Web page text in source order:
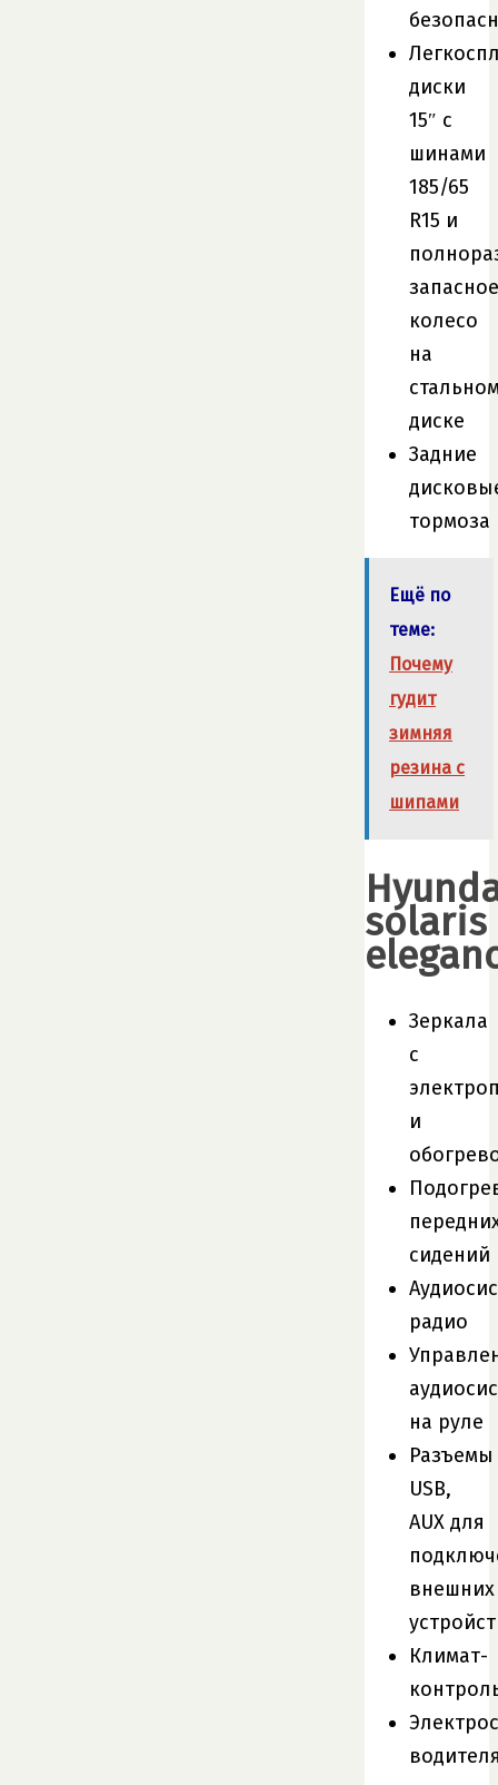
диски
15″ с
шинами
185/65
R15 и
запасное
колесо
на
диске
Задние
тормоза
Ещё по
теме:
Почему
гудит
зимняя
резина с
шипами
solaris
Зеркала
с
и
сидений
радио
на руле
Разъемы
USB,
AUX для
внешних
Климат-